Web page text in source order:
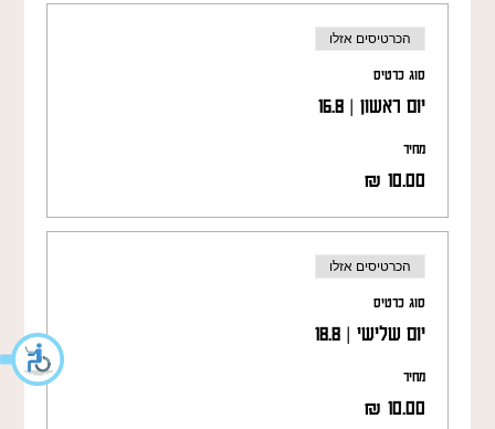
הכרטיסים אזלו
סוג כרטיס
יום ראשון | 16.8
מחיר
הכרטיסים אזלו
סוג כרטיס
יום שלישי | 18.8
מחיר